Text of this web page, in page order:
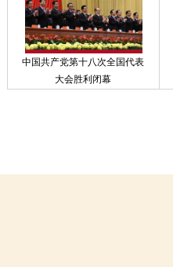
中国共产党第十八次全国代表
大会胜利闭幕